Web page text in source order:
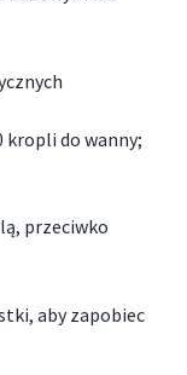
kropli do wanny;
przeciwko
aby zapobiec